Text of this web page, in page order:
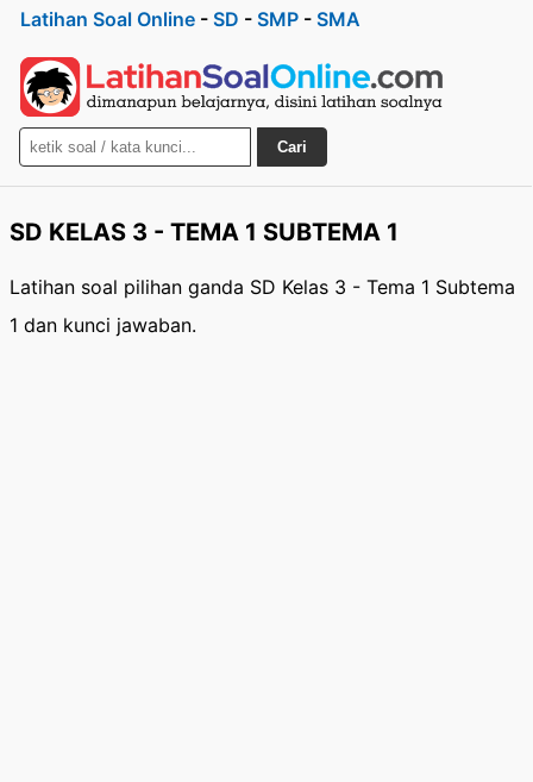
Latihan Soal Online - SD - SMP - SMA
Cari
SD KELAS 3 - TEMA 1 SUBTEMA 1
Latihan soal pilihan ganda SD Kelas 3 - Tema 1 Subtema
1 dan kunci jawaban.